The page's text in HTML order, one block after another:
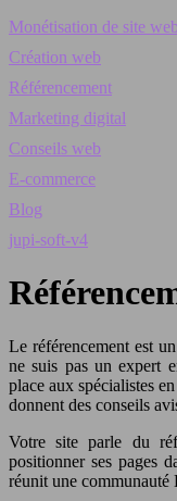
Monétisation de site web
Création web
Référencement
Marketing digital
Conseils web
E-commerce
Blog
jupi-soft-v4
Le référencement est
ne suis pas un expert
place aux spécialistes en
donnent des conseils
Votre site parle du
positionner ses pages
réunit une